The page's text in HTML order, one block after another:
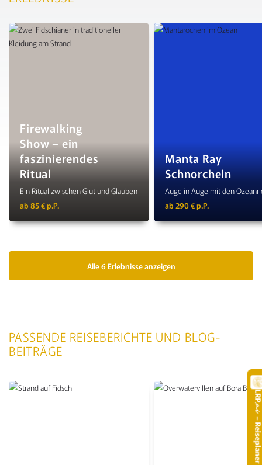
–
Firewalking
Show – ein
faszinierendes
Ritual
Ein Ritual zwischen Glut und Glauben
ab 85 € p.P.
Manta Ray
Schnorcheln
Auge in Auge mit den
ab 290 € p.P.
Alle 6 Erlebnisse anzeigen
PASSENDE REISEBERICHTE UND BLOG-
BEITRÄGE